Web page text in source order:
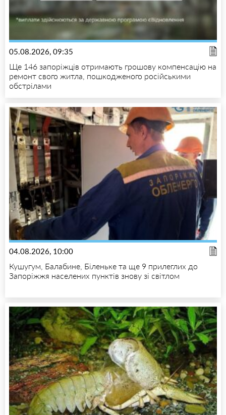
05.08.2026, 09:35
Ще 146 запоріжців отримають грошову компенсацію на
ремонт свого житла, пошкодженого російськими
обстрілами
04.08.2026, 10:00
Кушугум, Балабине, Біленьке та ще 9 прилеглих до
Запоріжжя населених пунктів знову зі світлом